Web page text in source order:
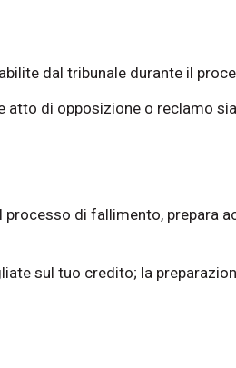
dal tribunale durante il
atto di opposizione o reclamo
di fallimento, prepara
sul tuo credito; la